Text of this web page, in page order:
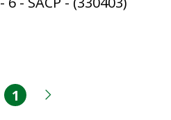
Página anterior
Página
1